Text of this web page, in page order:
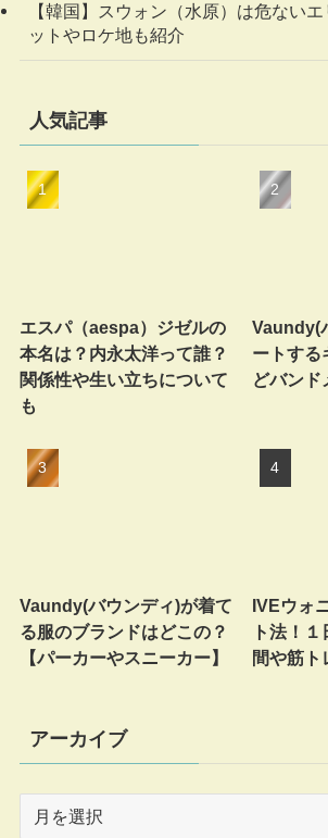
【韓国】スウォン（水原）は危ない
ットやロケ地も紹介
人気記事
エスパ（aespa）ジゼルの
本名は？内永太洋って誰？
関係性や生い立ちについて
も
Vaundy(
ートする
どバンド
Vaundy(バウンディ)が着て
る服のブランドはどこの？
【パーカーやスニーカー】
IVEウォ
ト法！
間や筋ト
アーカイブ